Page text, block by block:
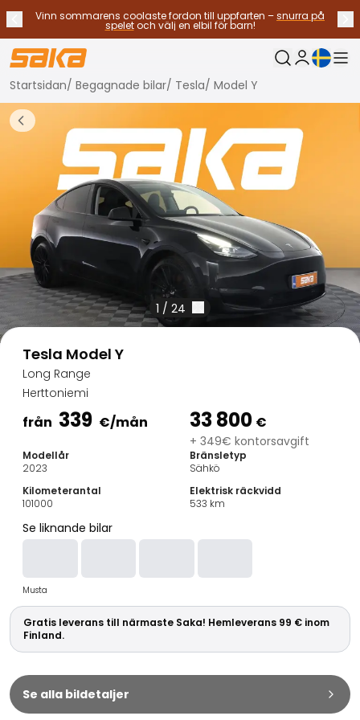
Tidigare meddelande
Vinn sommarens coolaste fordon till uppfarten –snurra på
speletoch välj en elbil för barn!
Stoppa meddelanden
✕
Min Saka
Nuvarande
Byt bilar
Bränsletyp
Alla bilar til salu
Hybridbilar
Bensinbilar
Dieselbilar
Gasdrivna bilar
Kontakta oss
Vanliga frågor
Fordonstyper
SUV:ar och crossovers
Fyrhjulsdrift
Familjebilar
Kombibilar
Stadsbilar
Dragfordon
Kommersiella fordon
Auktionsbilar
Prisvärda bilar
Bilmärken
Audi
BMW
Kia
Mercedes-Benz
Polestar
Skoda
Tesla
Toyota
Startsidan/ Begagnade bilar/ Tesla/ Model Y
Tillbaka till fler bilresultat
1 / 24
Tesla Model Y
Long Range
Herttoniemi
från 339 €/mån 33 800 €
+ 349€ kontorsavgift
Modellår
2023
Bränsletyp
Sähkö
Kilometerantal
101000
Elektrisk räckvidd
533 km
Se liknande bilar
Musta
Gratis leverans till närmaste Saka! Hemleverans 99 € inom
Finland.
Se alla bildetaljer